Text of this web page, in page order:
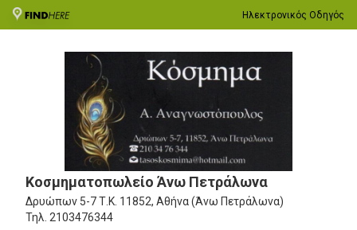
Ηλεκτρονικός Οδηγός
Κοσμηματοπωλείο Άνω Πετράλωνα
Δρυώπων 5-7Τ.Κ. 11852, Αθήνα (Άνω Πετράλωνα)
Τηλ. 2103476344